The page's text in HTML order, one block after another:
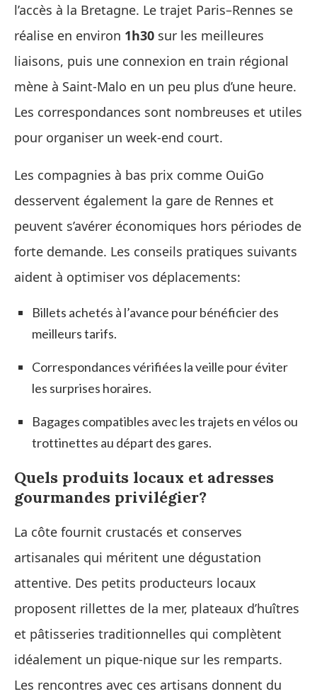
l’accès à la Bretagne. Le trajet Paris–Rennes se
réalise en environ 1h30 sur les meilleures
liaisons, puis une connexion en train régional
mène à Saint‑Malo en un peu plus d’une heure.
Les correspondances sont nombreuses et utiles
pour organiser un week‑end court.
Les compagnies à bas prix comme OuiGo
desservent également la gare de Rennes et
peuvent s’avérer économiques hors périodes de
forte demande. Les conseils pratiques suivants
aident à optimiser vos déplacements:
Billets achetés à l’avance pour bénéficier des
meilleurs tarifs.
Correspondances vérifiées la veille pour éviter
les surprises horaires.
Bagages compatibles avec les trajets en vélos ou
trottinettes au départ des gares.
Quels produits locaux et adresses
gourmandes privilégier?
La côte fournit crustacés et conserves
artisanales qui méritent une dégustation
attentive. Des petits producteurs locaux
proposent rillettes de la mer, plateaux d’huîtres
et pâtisseries traditionnelles qui complètent
idéalement un pique‑nique sur les remparts.
Les rencontres avec ces artisans donnent du